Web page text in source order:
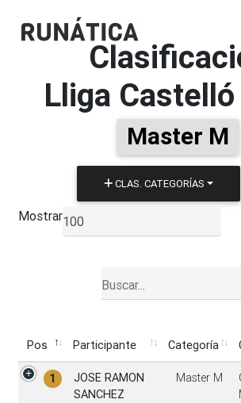
Lliga
Master M
CLAS. CATEGORÍAS
Mostrar
Pos Participante Categoría
Pos
Participante Categoría
1
JOSE RAMON
SANCHEZ
Master M